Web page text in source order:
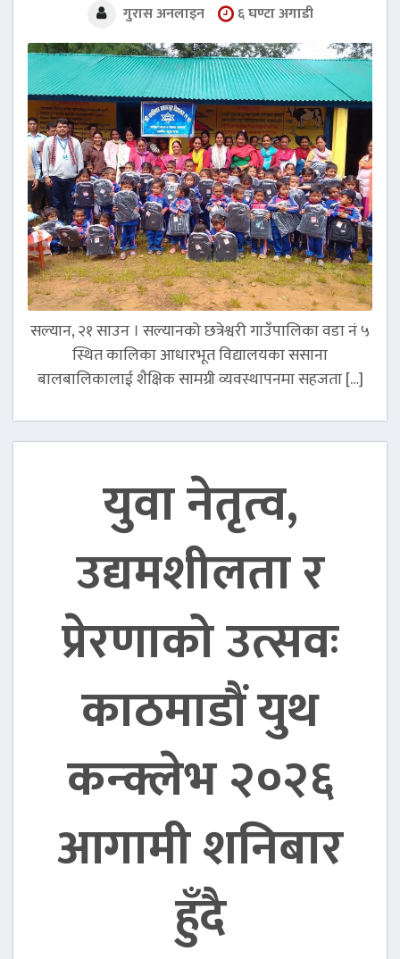
गुरास अनलाइन ६ घण्टा अगाडी
सल्यान, २१ साउन । सल्यानको छत्रेश्वरी गाउँपालिका वडा नं ५
स्थित कालिका आधारभूत विद्यालयका ससाना
बालबालिकालाई शैक्षिक सामग्री व्यवस्थापनमा सहजता […]
युवा नेतृत्व,
उद्यमशीलता र
प्रेरणाको उत्सवः
काठमाडौं युथ
कन्क्लेभ २०२६
आगामी शनिबार
हुँदै